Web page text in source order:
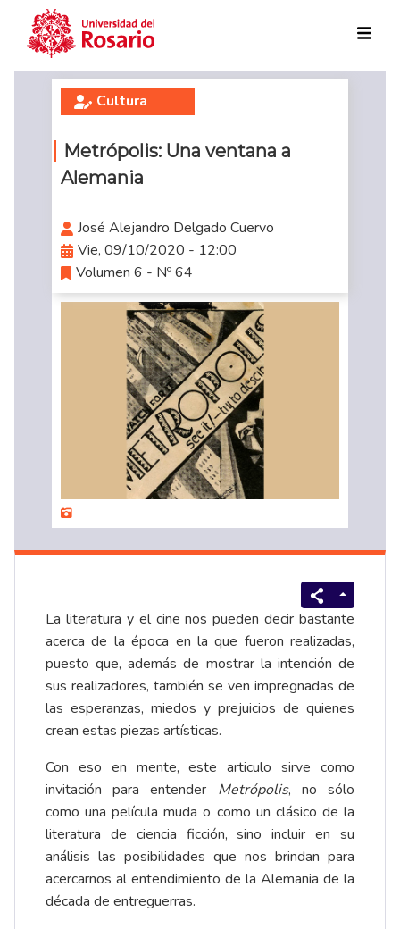
Pasar al contenido principal
Cultura
Metrópolis: Una ventana a
Alemania
José Alejandro Delgado Cuervo
Vie, 09/10/2020 - 12:00
Volumen 6 - Nº 64
La literatura y el cine nos pueden decir bastante
acerca de la época en la que fueron realizadas,
puesto que, además de mostrar la intención de
sus realizadores, también se ven impregnadas de
las esperanzas, miedos y prejuicios de quienes
crean estas piezas artísticas.
Con eso en mente, este articulo sirve como
invitación para entender Metrópolis, no sólo
como una película muda o como un clásico de la
literatura de ciencia ficción, sino incluir en su
análisis las posibilidades que nos brindan para
acercarnos al entendimiento de la Alemania de la
década de entreguerras.